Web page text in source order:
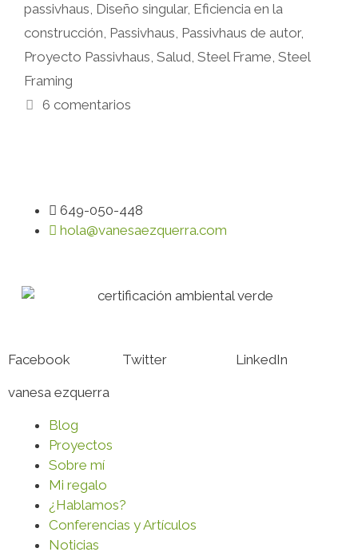
passivhaus, Diseño singular, Eficiencia en la
construcción, Passivhaus, Passivhaus de autor,
Proyecto Passivhaus, Salud, Steel Frame, Steel
Framing
6 comentarios
649-050-448
hola@vanesaezquerra.com
Facebook Twitter LinkedIn
vanesa ezquerra
Blog
Proyectos
Sobre mí
Mi regalo
¿Hablamos?
Conferencias y Artículos
Noticias